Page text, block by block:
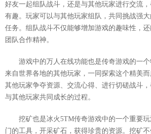
好友一起组队战斗，还是与其他玩家进行交流
有趣。玩家可以与其他玩家组队，共同挑战强大
任务。组队战斗不仅能够增加游戏的趣味性，
团队合作精神。
游戏中的万人在线功能也是传奇游戏的一
来自世界各地的其他玩家，一同探索这个精美
其他玩家争夺资源、交流心得、进行切磋战斗
与其他玩家共同成长的过程。
挖矿也是冰火5TM传奇游戏中的一个重要
门的工具，开采矿石，获得珍贵的资源。挖矿